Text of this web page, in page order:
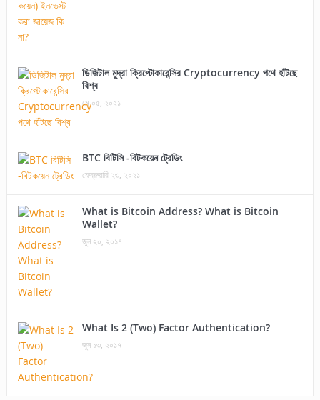
ডিজিটাল মুদ্রা ক্রিপ্টোকারেন্সির Cryptocurrency পথে হাঁটছে
বিশ্ব
মে ০৫, ২০২১
BTC বিটিসি -বিটকয়েন ট্রেডিং
ফেব্রুয়ারি ২৩, ২০২১
What is Bitcoin Address? What is Bitcoin
Wallet?
জুন ২০, ২০১৭
What Is 2 (Two) Factor Authentication?
জুন ১৩, ২০১৭